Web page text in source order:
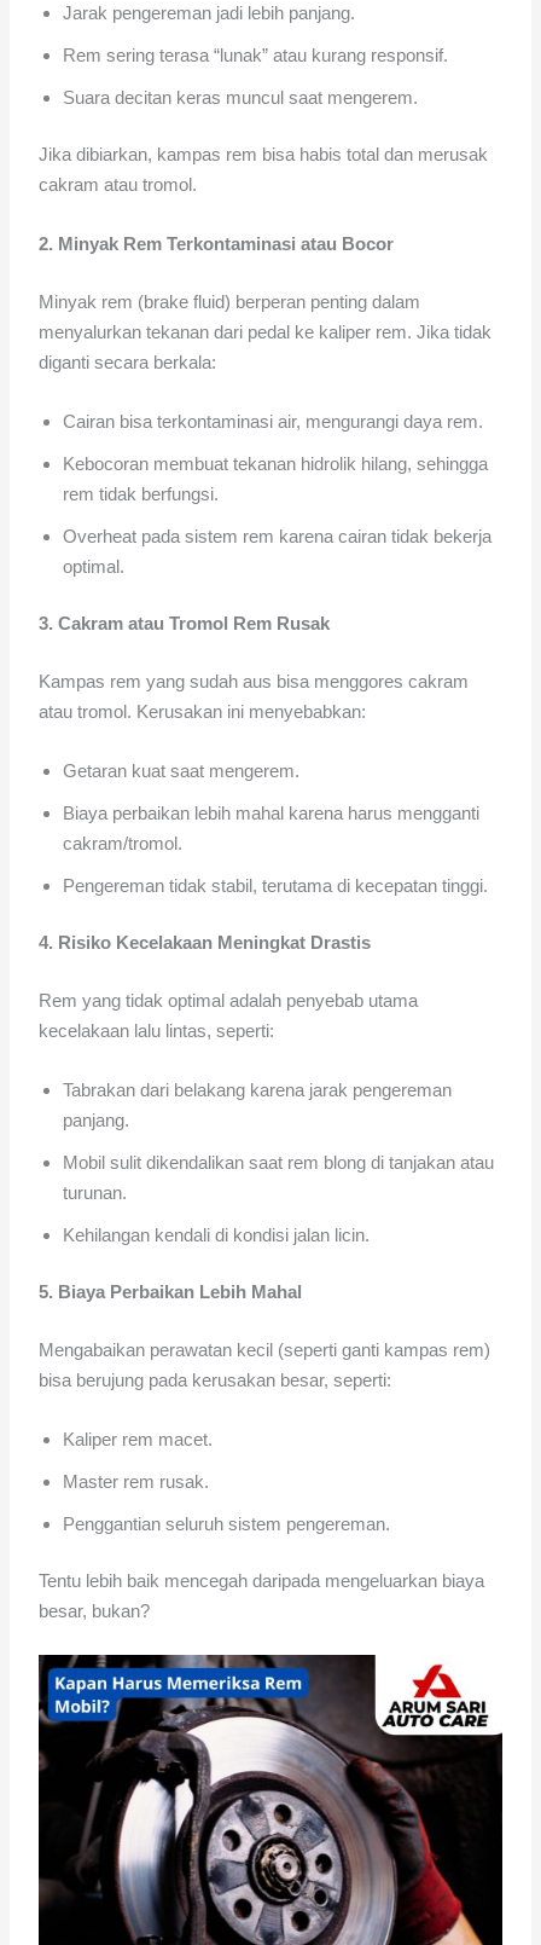
Jarak pengereman jadi lebih panjang.
Rem sering terasa “lunak” atau kurang responsif.
Suara decitan keras muncul saat mengerem.
Jika dibiarkan, kampas rem bisa habis total dan merusak
cakram atau tromol.
2. Minyak Rem Terkontaminasi atau Bocor
Minyak rem (brake fluid) berperan penting dalam
menyalurkan tekanan dari pedal ke kaliper rem. Jika tidak
diganti secara berkala:
Cairan bisa terkontaminasi air, mengurangi daya rem.
Kebocoran membuat tekanan hidrolik hilang, sehingga
rem tidak berfungsi.
Overheat pada sistem rem karena cairan tidak bekerja
optimal.
3. Cakram atau Tromol Rem Rusak
Kampas rem yang sudah aus bisa menggores cakram
atau tromol. Kerusakan ini menyebabkan:
Getaran kuat saat mengerem.
Biaya perbaikan lebih mahal karena harus mengganti
cakram/tromol.
Pengereman tidak stabil, terutama di kecepatan tinggi.
4. Risiko Kecelakaan Meningkat Drastis
Rem yang tidak optimal adalah penyebab utama
kecelakaan lalu lintas, seperti:
Tabrakan dari belakang karena jarak pengereman
panjang.
Mobil sulit dikendalikan saat rem blong di tanjakan atau
turunan.
Kehilangan kendali di kondisi jalan licin.
5. Biaya Perbaikan Lebih Mahal
Mengabaikan perawatan kecil (seperti ganti kampas rem)
bisa berujung pada kerusakan besar, seperti:
Kaliper rem macet.
Master rem rusak.
Penggantian seluruh sistem pengereman.
Tentu lebih baik mencegah daripada mengeluarkan biaya
besar, bukan?